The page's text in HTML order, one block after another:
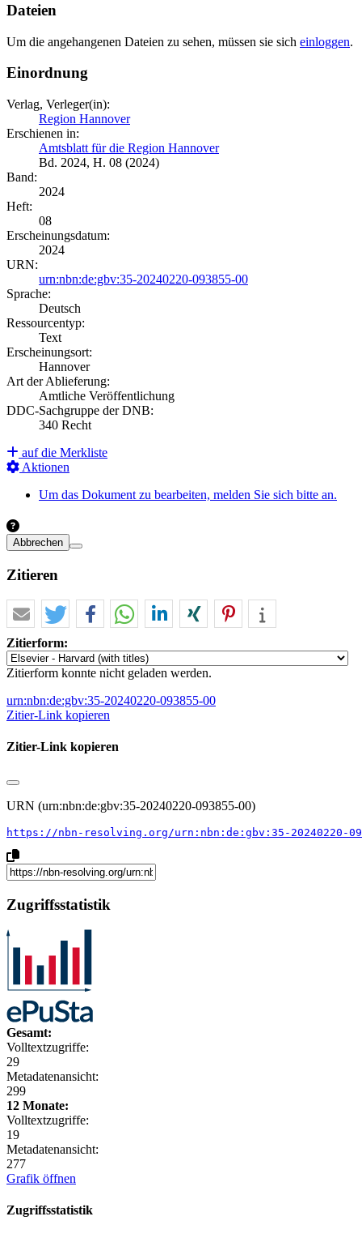
Dateien
Um die angehangenen Dateien zu sehen, müssen sie sich einloggen.
Einordnung
Verlag, Verleger(in):
Region Hannover
Erschienen in:
Amtsblatt für die Region Hannover
Bd. 2024, H. 08 (2024)
Band:
2024
Heft:
08
Erscheinungsdatum:
2024
URN:
urn:nbn:de:gbv:35-20240220-093855-00
Sprache:
Deutsch
Ressourcentyp:
Text
Erscheinungsort:
Hannover
Art der Ablieferung:
Amtliche Veröffentlichung
DDC-Sachgruppe der DNB:
340 Recht
auf die Merkliste
Aktionen
Um das Dokument zu bearbeiten, melden Sie sich bitte an.
Abbrechen
Zitieren
Zitierform:
Zitierform konnte nicht geladen werden.
urn:nbn:de:gbv:35-20240220-093855-00
Zitier-Link kopieren
Zitier-Link kopieren
URN (urn:nbn:de:gbv:35-20240220-093855-00)
https://nbn-resolving.org/urn:nbn:de:gbv:35-20240220-
Zugriffsstatistik
Gesamt:
Volltextzugriffe:
29
Metadatenansicht:
299
12 Monate:
Volltextzugriffe:
19
Metadatenansicht:
277
Grafik öffnen
Zugriffsstatistik